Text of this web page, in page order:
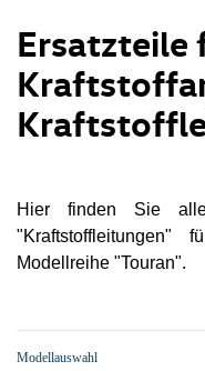
Ersatzteile
Hier finden Sie
"Kraftstoffleitungen"
Modellreihe "Touran".
Modellauswahl